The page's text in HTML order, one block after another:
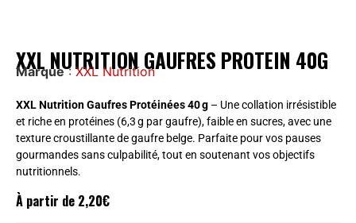
XXL NUTRITION GAUFRES PROTEIN 40G
Marque: XXL Nutrition
XXL Nutrition Gaufres Protéinées 40 g – Une collation irrésistible
et riche en protéines (6,3 g par gaufre), faible en sucres, avec une
texture croustillante de gaufre belge. Parfaite pour vos pauses
gourmandes sans culpabilité, tout en soutenant vos objectifs
nutritionnels.
À partir de 2,20€